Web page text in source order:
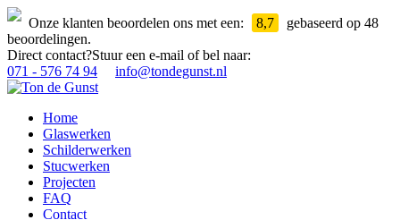
Onze klanten beoordelen ons met een: 8,7
gebaseerd op 48
beoordelingen.
Direct contact?Stuur een e-mail of bel naar:
071 - 576 74 94
info@tondegunst.nl
Home
Glaswerken
Schilderwerken
Stucwerken
Projecten
FAQ
Contact